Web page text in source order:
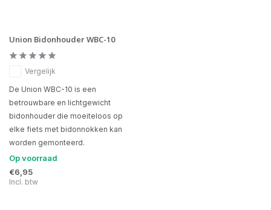
Union Bidonhouder WBC-10
Vergelijk
De Union WBC-10 is een
betrouwbare en lichtgewicht
bidonhouder die moeiteloos op
elke fiets met bidonnokken kan
worden gemonteerd.
Op voorraad
€6,95
Incl. btw